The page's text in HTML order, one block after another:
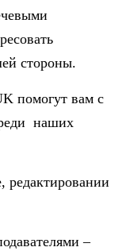
стороны.
помогут вам с
наших
редактировании
–